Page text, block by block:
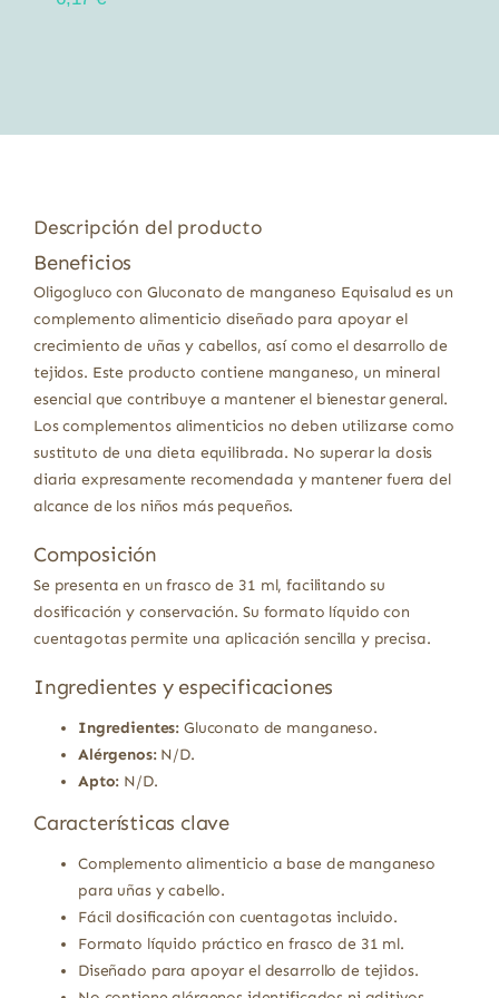
Descripción del producto
Beneficios
Oligogluco con Gluconato de manganeso Equisalud es un
complemento alimenticio diseñado para apoyar el
crecimiento de uñas y cabellos, así como el desarrollo de
tejidos. Este producto contiene manganeso, un mineral
esencial que contribuye a mantener el bienestar general.
Los complementos alimenticios no deben utilizarse como
sustituto de una dieta equilibrada. No superar la dosis
diaria expresamente recomendada y mantener fuera del
alcance de los niños más pequeños.
Composición
Se presenta en un frasco de 31 ml, facilitando su
dosificación y conservación. Su formato líquido con
cuentagotas permite una aplicación sencilla y precisa.
Ingredientes y especificaciones
Ingredientes: Gluconato de manganeso.
Alérgenos:N/D.
Apto: N/D.
Características clave
Complemento alimenticio a base de manganeso
para uñas y cabello.
Fácil dosificación con cuentagotas incluido.
Formato líquido práctico en frasco de 31 ml.
Diseñado para apoyar el desarrollo de tejidos.